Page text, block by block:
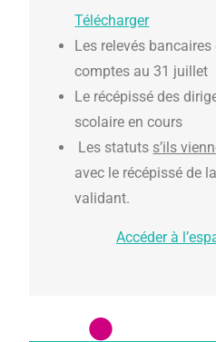
Télécharger
Les relevés
comptes au 31 juillet
Le récépissé des
scolaire en cours
Les statuts s’ils
avec le récépissé de
validant.
Accéder à